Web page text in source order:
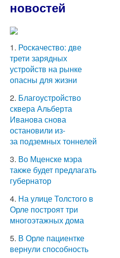
новостей
1. Роскачество: две
трети зарядных
устройств на рынке
опасны для жизни
2. Благоустройство
сквера Альберта
Иванова снова
остановили из-
за подземных тоннелей
3. Во Мценске мэра
также будет предлагать
губернатор
4. На улице Толстого в
Орле построят три
многоэтажных дома
5. В Орле пациентке
вернули способность